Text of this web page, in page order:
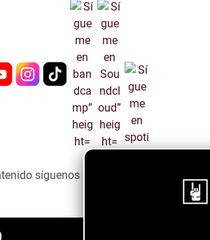
síguenos a través del siguiente